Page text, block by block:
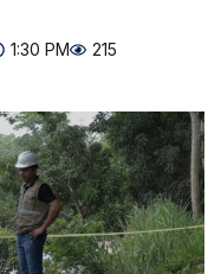
1:30 PM 215